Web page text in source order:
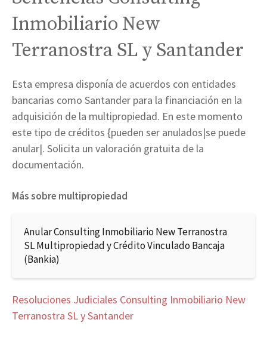
Inmobiliario New
Terranostra SL y Santander
Esta empresa disponía de acuerdos con entidades
bancarias como Santander para la financiación en la
adquisición de la multipropiedad. En este momento
este tipo de créditos {pueden ser anulados|se puede
anular|. Solicita un valoración gratuita de la
documentación.
Más sobre multipropiedad
Anular Consulting Inmobiliario New Terranostra
SL Multipropiedad y Crédito Vinculado Bancaja
(Bankia)
Resoluciones Judiciales Consulting Inmobiliario New
Terranostra SL y Santander